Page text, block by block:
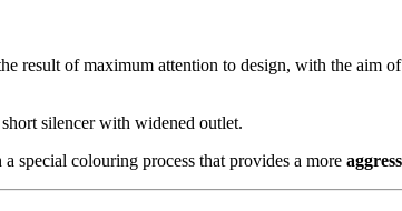
result of maximum attention to design, with the aim
silencer with widened outlet.
special colouring process that provides a more